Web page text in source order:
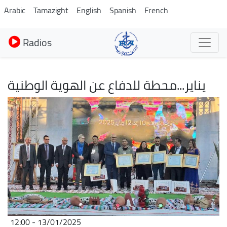
Aller
au
contenu
principal
Arabic Tamazight English Spanish French
Radios
يناير...محطة للدفاع عن الهوية الوطنية
Image
13/01/2025 - 12:00